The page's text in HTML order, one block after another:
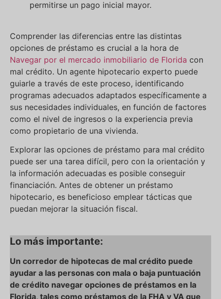
permitirse un pago inicial mayor.
Comprender las diferencias entre las distintas
opciones de préstamo es crucial a la hora de
Navegar por el mercado inmobiliario de Florida con
mal crédito. Un agente hipotecario experto puede
guiarle a través de este proceso, identificando
programas adecuados adaptados específicamente a
sus necesidades individuales, en función de factores
como el nivel de ingresos o la experiencia previa
como propietario de una vivienda.
Explorar las opciones de préstamo para mal crédito
puede ser una tarea difícil, pero con la orientación y
la información adecuadas es posible conseguir
financiación. Antes de obtener un préstamo
hipotecario, es beneficioso emplear tácticas que
puedan mejorar la situación fiscal.
Lo más importante:
Un corredor de hipotecas de mal crédito puede
ayudar a las personas con mala o baja puntuación
de crédito navegar opciones de préstamos en la
Florida, tales como préstamos de la FHA y VA que